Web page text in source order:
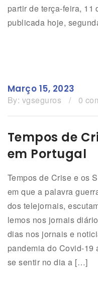
partir de terça-feira,
publicada hoje,
Março 15, 2023
By: vgseguros / 0
Tempos de
em Portugal
Tempos de Crise e os
em que a palavra
dos telejornais,
lemos nos jornais
dias nos jornais e
pandemia do Covid-19
se sentir no dia a […]